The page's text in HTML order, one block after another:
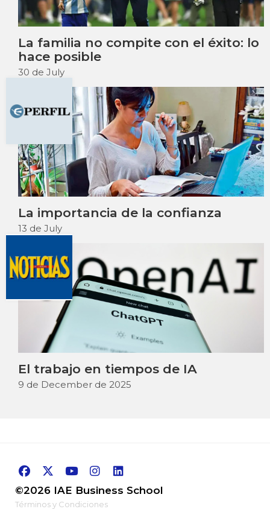
La familia no compite con el éxito: lo
hace posible
30 de July
La importancia de la confianza
13 de July
El trabajo en tiempos de IA
9 de December de 2025
©2026 IAE Business School
Términos y Condiciones